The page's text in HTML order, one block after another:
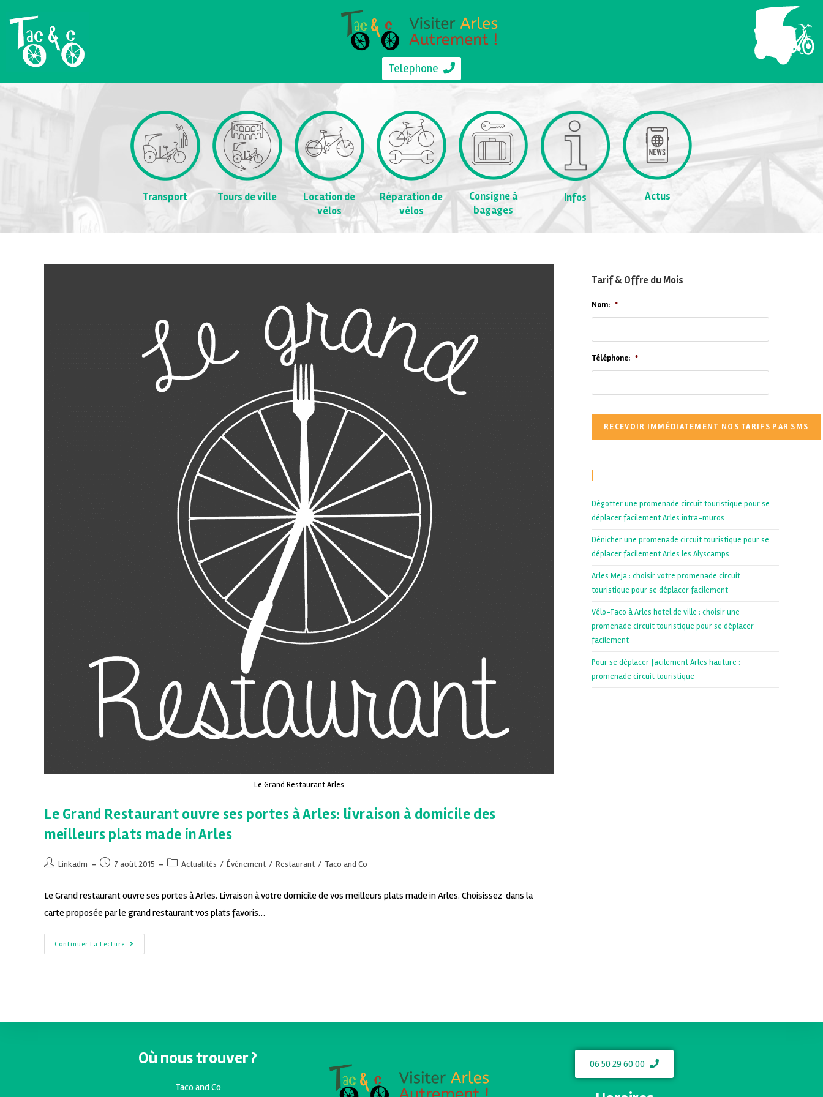
Telephone
Transport Tours de ville
Location de
vélos
Réparation de
vélos
Consigne à
bagages
Infos Actus
Le Grand Restaurant Arles
Le Grand Restaurant ouvre ses portes à Arles: livraison à domicile des
meilleurs plats made in Arles
Linkadm 7 août 2015 Actualités / Événement / Restaurant / Taco and Co
Le Grand restaurant ouvre ses portes à Arles. Livraison à votre domicile de vos meilleurs plats made in Arles. Choisissez dans la
carte proposée par le grand restaurant vos plats favoris…
Continuer La Lecture
Tarif & Offre du Mois
Nom: *
Téléphone: *
Dégotter une promenade circuit touristique pour se
déplacer facilement Arles intra-muros
Dénicher une promenade circuit touristique pour se
déplacer facilement Arles les Alyscamps
Arles Meja : choisir votre promenade circuit
touristique pour se déplacer facilement
Vélo-Taco à Arles hotel de ville : choisir une
promenade circuit touristique pour se déplacer
facilement
Pour se déplacer facilement Arles hauture :
promenade circuit touristique
Où nous trouver ?
Taco and Co
06 50 29 60 00